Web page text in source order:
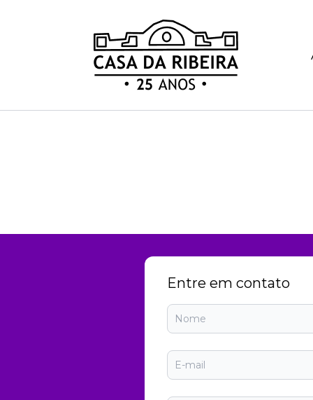
Entre em contato